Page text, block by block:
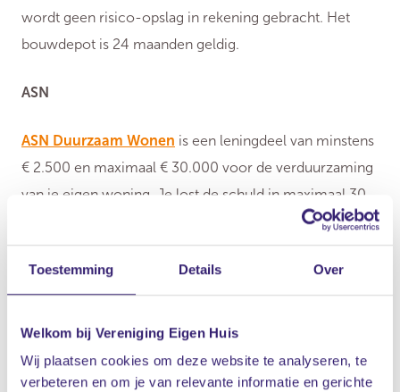
Toestemming Details Over
Welkom bij Vereniging Eigen Huis
Wij plaatsen cookies om deze website te analyseren, te
verbeteren en om je van relevante informatie en gerichte
wordt geen risico-opslag in rekening gebracht. Het
bouwdepot is 24 maanden geldig.
ASN
ASN Duurzaam Wonen is een leningdeel van minstens
€ 2.500 en maximaal € 30.000 voor de verduurzaming
van je eigen woning. Je lost de schuld in maximaal 30
jaar volledig af. Voor ASN Duurzaam Wonen betaal je
een lage rente.
Attens
Attensheeft bij een nieuwe hypotheek of verhoging
met Energiebesparende voorzieningen (EBV) of